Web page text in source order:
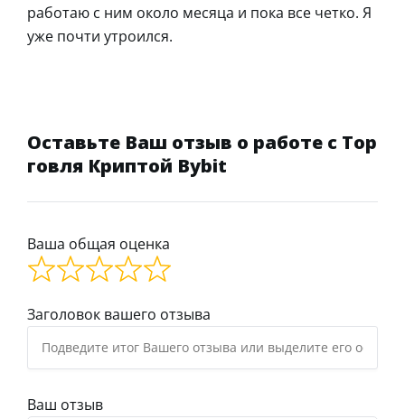
работаю с ним около месяца и пока все четко. Я
уже почти утроился.
Оставьте Ваш отзыв о работе с Тор
говля Криптой Bybit
Ваша общая оценка
Заголовок вашего отзыва
Ваш отзыв